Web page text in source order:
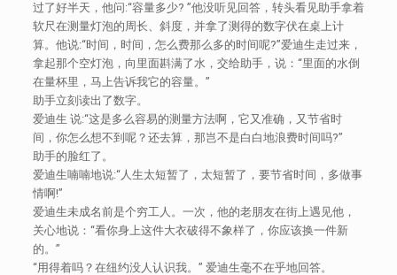
过了好半天，他问:“容量多少? ”他没听见回答，转头看见助手拿着
软尺在测量灯泡的周长、斜度，并拿了测得的数字伏在桌上计
算。他说:“时间，时间，怎么费那么多的时间呢?”爱迪生走过来，
拿起那个空灯泡，向里面斟满了水，交给助手，说：“里面的水倒
在量杯里，马上告诉我它的容量。”
助手立刻读出了数字。
爱迪生 说:“这是多么容易的测量方法啊，它又准确，又节省时
间，你怎么想不到呢？还去算，那岂不是白白地浪费时间吗?”
助手的脸红了。
爱迪生喃喃地说:“人生太短暂了，太短暂了，要节省时间，多做事
情啊!”
爱迪生未成名前是个穷工人。一次，他的老朋友在街上遇见他，
关心地说：“看你身上这件大衣破得不象样了，你应该换一件新
的。”
“用得着吗？在纽约没人认识我。” 爱迪生毫不在乎地回答。